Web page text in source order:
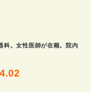
科。女性医師が在籍。院内
4.02